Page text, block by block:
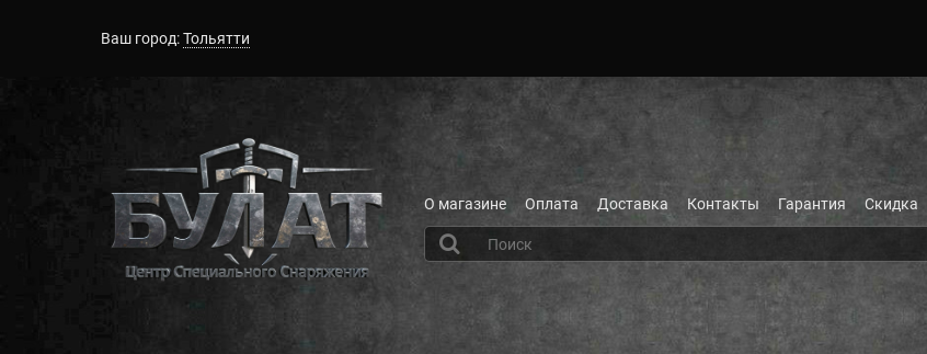
Ваш город:Тольятти
О магазине Оплата Доставка Контакты Гарантия Скидка